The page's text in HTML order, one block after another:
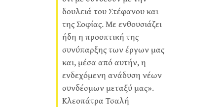
δουλειά του Στέφανου και
της Σοφίας. Με ενθουσιάζει
ήδη η προοπτική της
συνύπαρξης των έργων μας
και, μέσα από αυτήν, η
ενδεχόμενη ανάδυση νέων
συνδέσμων μεταξύ μας».
Κλεοπάτρα Τσαλή